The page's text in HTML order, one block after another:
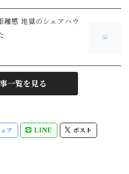
離感 地獄のシェアハウ
一覧を見る
ア LINE ポスト